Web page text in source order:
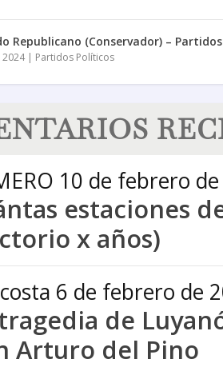
Republicano (Conservador) –
2024| Partidos Políticos
10 de febrero
estaciones
x años)
6 de febrero de
de
Arturo del Pino